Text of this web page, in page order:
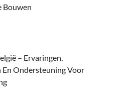
Bouwen
– Ervaringen,
Ondersteuning Voor